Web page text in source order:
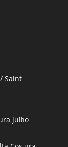
Saint
julho